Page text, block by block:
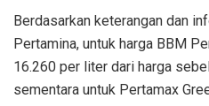
Berdasarkan keterangan dan
Pertamina, untuk harga BBM
16.260 per liter dari harga
sementara untuk Pertamax